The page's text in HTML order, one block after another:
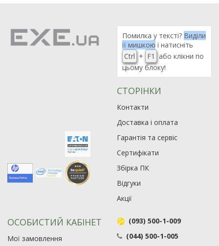
Помилка у тексті? Виділи
її мишкою і натисніть
Ctrl + F1
або клікни по
цьому блоку!
СТОРІНКИ
Контакти
Доставка і оплата
Гарантія та сервіс
Сертифікати
Збірка ПК
Відгуки
Акції
ОСОБИСТИЙ КАБІНЕТ
Мої замовлення
(093) 500-1-009
(044) 500-1-005